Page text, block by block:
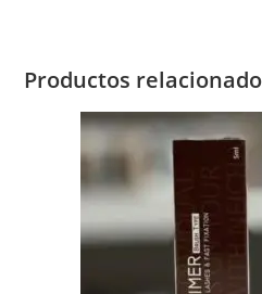
Productos